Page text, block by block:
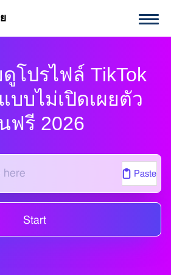
โปรไฟล์ TikTok
บบไม่เปิดเผยตัว
ฟรี 2026
Paste
Start